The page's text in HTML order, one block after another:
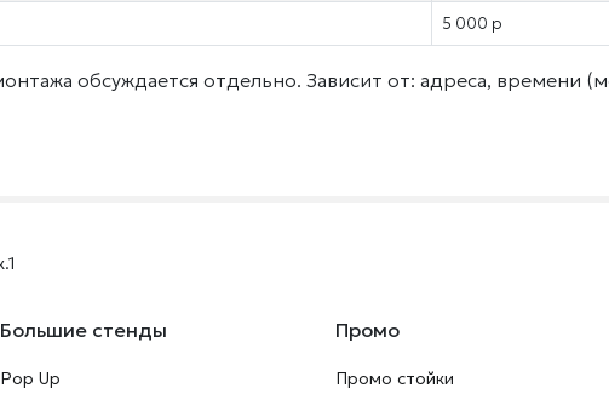
5 000 р
обсуждается отдельно. Зависит от: адреса, времени
Большие стенды
Pop Up
Промо
Промо стойки